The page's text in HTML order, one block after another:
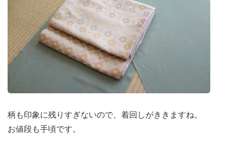
柄も印象に残りすぎないので、着回しがききますね。
お値段も手頃です。